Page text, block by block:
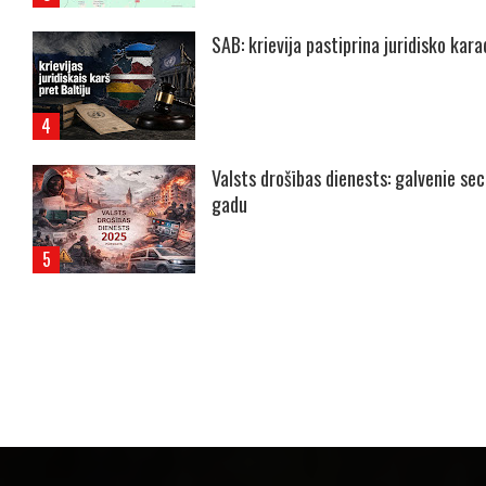
SAB: krievija pastiprina juridisko
Valsts drošības dienests: galvenie
gadu